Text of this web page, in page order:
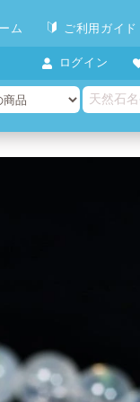
ム ご利用ガイド
ログイン